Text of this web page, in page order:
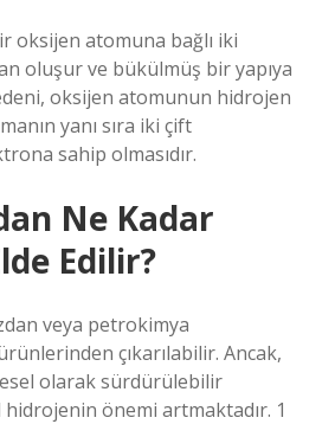
oksijen atomuna bağlı iki
oluşur ve bükülmüş bir yapıya
oksijen atomunun hidrojen
yanı sıra iki çift
sahip olmasıdır.
Ne Kadar
Edilir?
veya petrokimya
çıkarılabilir. Ancak,
olarak sürdürülebilir
hidrojenin önemi artmaktadır. 1